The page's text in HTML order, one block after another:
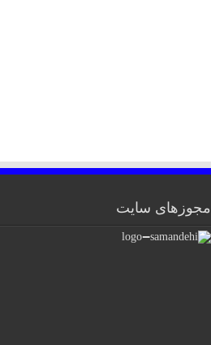
مجوزهای سایت